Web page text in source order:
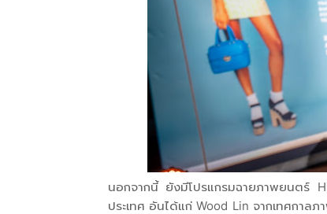
นอกจากนี้ ยังมีโปรแกรมฉายภาพยนตร์
ประเทศ อันได้แก่ Wood Lin จากเทศกาล